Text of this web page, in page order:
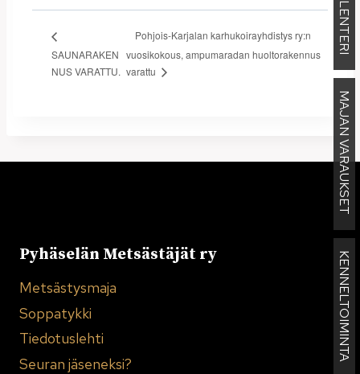
KALENTERI
MAJAN VARAUKSET
KENNELTOIMINTA
SAUNARAKEN
NUS VARATTU.
Pohjois-Karjalan karhukoirayhdistys ry:n
vuosikokous, ampumaradan huoltorakennus
varattu
Pyhäselän Metsästäjät ry
Metsästysmaja
Soppatykki
Tiedotuslehti
Seuran jäseneksi?